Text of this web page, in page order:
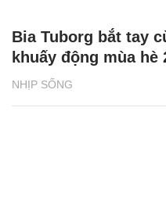
NHỊP SỐNG
Bia Tuborg bắt tay
khuấy động mùa hè